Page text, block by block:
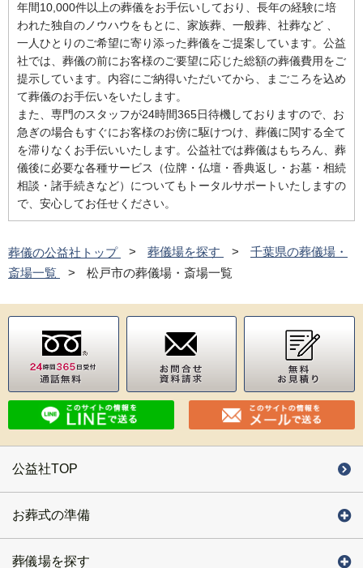
年間10,000件以上の葬儀をお手伝いしており、長年の経験に培
われた独自のノウハウをもとに、家族葬、一般葬、社葬など 、
一人ひとりのご希望に寄り添った葬儀をご提案しています。公益
社では、葬儀の前にお客様のご要望に応じた総額の葬儀費用をご
提示しています。内容にご納得いただいてから、まごころを込め
て葬儀のお手伝いをいたします。
また、専門のスタッフが24時間365日待機しておりますので、お
急ぎの場合もすぐにお客様のお傍に駆けつけ、葬儀に関する全て
を滞りなくお手伝いいたします。公益社では葬儀はもちろん、葬
儀後に必要な各種サービス（位牌・仏壇・香典返し・お墓・相続
相談・諸手続きなど）についてもトータルサポートいたしますの
で、安心してお任せください。
葬儀の公益社トップ 葬儀場を探す
千葉県の葬儀場・
斎場一覧
松戸市の葬儀場・斎場一覧
公益社TOP
お葬式の準備
葬儀場を探す